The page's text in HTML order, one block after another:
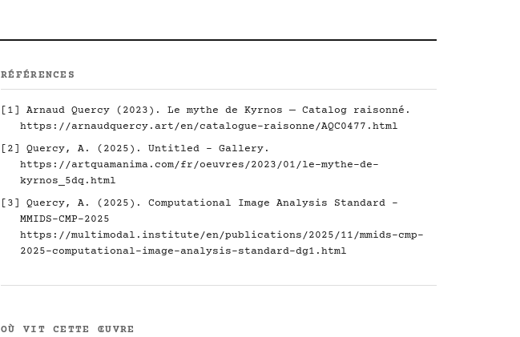
RÉFÉRENCES
[1] Arnaud Quercy (2023). Le mythe de Kyrnos — Catalog raisonné.
https://arnaudquercy.art/en/catalogue-raisonne/AQC0477.html
[2] Quercy, A. (2025). Untitled - Gallery.
https://artquamanima.com/fr/oeuvres/2023/01/le-mythe-de-
kyrnos_5dq.html
[3] Quercy, A. (2025). Computational Image Analysis Standard -
MMIDS-CMP-2025
https://multimodal.institute/en/publications/2025/11/mmids-cmp-
2025-computational-image-analysis-standard-dg1.html
OÙ VIT CETTE ŒUVRE